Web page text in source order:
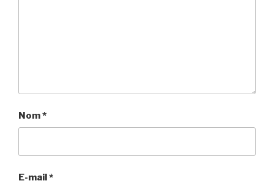
Nom*
E-mail*